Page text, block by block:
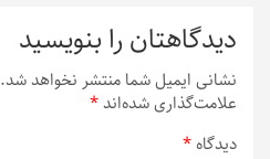
دیدگاهتان را بنویسید
نشانی ایمیل شما منتشر نخواهد شد.
علامت‌گذاری شده‌اند*
دیدگاه*